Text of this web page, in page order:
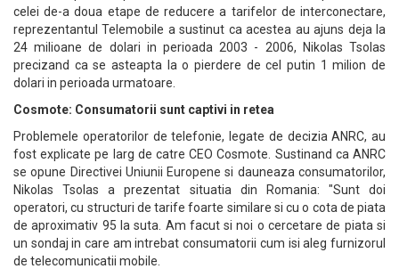
celei de-a doua etape de reducere a tarifelor de interconectare,
reprezentantul Telemobile a sustinut ca acestea au ajuns deja la
24 milioane de dolari in perioada 2003 - 2006, Nikolas Tsolas
precizand ca se asteapta la o pierdere de cel putin 1 milion de
dolari in perioada urmatoare.
Cosmote: Consumatorii sunt captivi in retea
Problemele operatorilor de telefonie, legate de decizia ANRC, au
fost explicate pe larg de catre CEO Cosmote. Sustinand ca ANRC
se opune Directivei Uniunii Europene si dauneaza consumatorilor,
Nikolas Tsolas a prezentat situatia din Romania: "Sunt doi
operatori, cu structuri de tarife foarte similare si cu o cota de piata
de aproximativ 95 la suta. Am facut si noi o cercetare de piata si
un sondaj in care am intrebat consumatorii cum isi aleg furnizorul
de telecomunicatii mobile.